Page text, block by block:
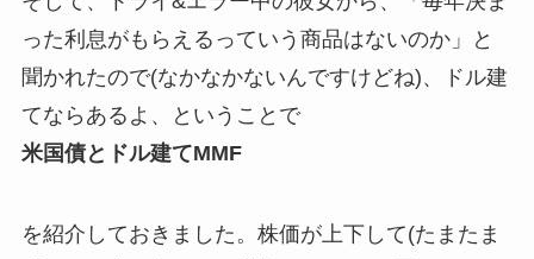
った利息がもらえるっていう商品はないのか」と
聞かれたので(なかなかないんですけどね)、ドル建
てならあるよ、ということで
米国債とドル建てMMF
を紹介しておきました。株価が上下して(たまたま